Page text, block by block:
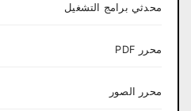
محدثي برامج التشغيل
محرر PDF
محرر الصور